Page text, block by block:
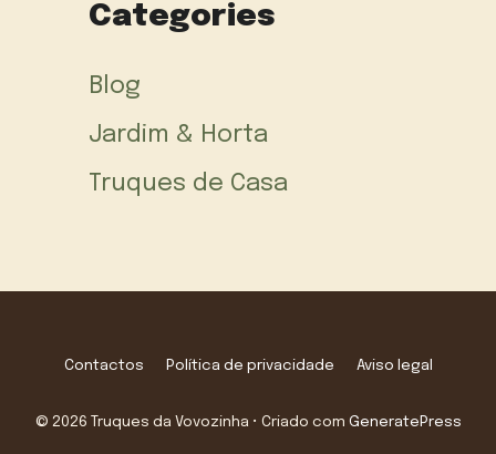
Categories
Blog
Jardim & Horta
Truques de Casa
Contactos Política de privacidade Aviso legal
© 2026 Truques da Vovozinha • Criado com GeneratePress